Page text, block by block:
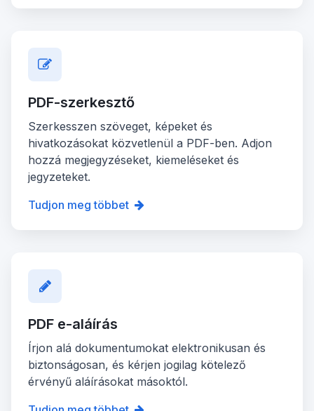
PDF-szerkesztő
Szerkesszen szöveget, képeket és
hivatkozásokat közvetlenül a PDF-ben. Adjon
hozzá megjegyzéseket, kiemeléseket és
jegyzeteket.
Tudjon meg többet
PDF e-aláírás
Írjon alá dokumentumokat elektronikusan és
biztonságosan, és kérjen jogilag kötelező
érvényű aláírásokat másoktól.